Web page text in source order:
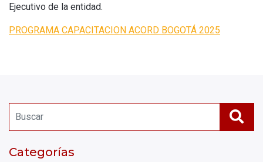
Categorías
Ejecutivo de la entidad.
PROGRAMA CAPACITACION ACORD BOGOTÁ 2025